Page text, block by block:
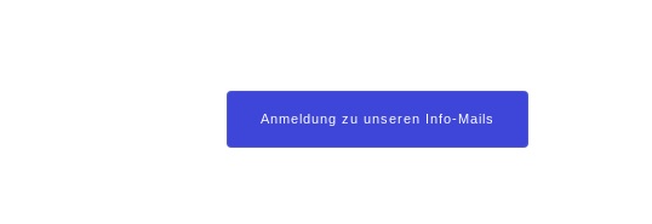
Anmeldung zu unseren Info-Mails